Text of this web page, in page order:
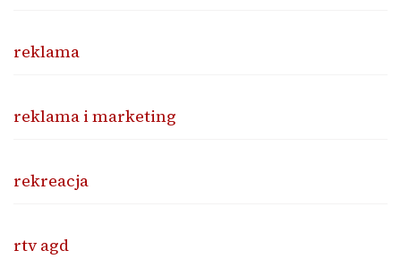
reklama
reklama i marketing
rekreacja
rtv agd